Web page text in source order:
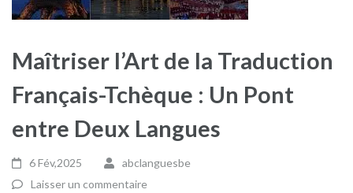
Maîtriser l’Art de la Traduction
Français-Tchèque : Un Pont
entre Deux Langues
6 Fév,2025
abclanguesbe
Laisser un commentaire